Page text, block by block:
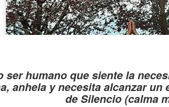
ser humano que siente la
anhela y necesita alcanzar
de Silencio (calma